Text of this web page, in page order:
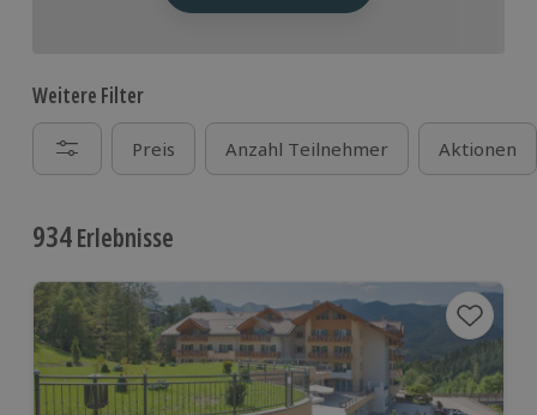
Weitere Filter
Preis Anzahl Teilnehmer Aktionen
934Erlebnisse